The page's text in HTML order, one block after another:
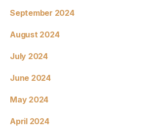
September 2024
August 2024
July 2024
June 2024
May 2024
April 2024